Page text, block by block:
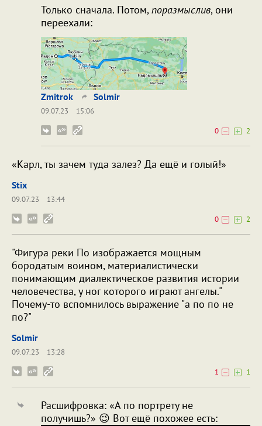
Только сначала. Потом,поразмыслив, они
переехали:
Zmitrok Solmir
09.07.23
15:06
0
2
«Карл, ты зачем туда залез? Да ещё и голый!»
Stix
09.07.23
13:44
0
2
"Фигура реки По изображается мощным
бородатым воином, материалистически
понимающим диалектическое развития истории
человечества, у ног которого играют ангелы."
Почему-то вспомнилось выражение "а по по не
по?"
Solmir
09.07.23
13:28
1
1
Расшифровка: «А по портрету не
получишь?» 😉 Вот ещё похожее есть: